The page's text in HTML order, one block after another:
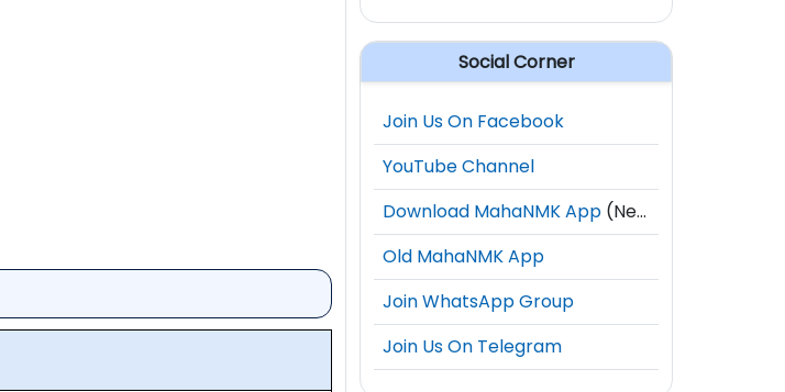
Social Corner
Join Us On Facebook
YouTube Channel
Download MahaNMK App (New)
Old MahaNMK App
Join WhatsApp Group
Join Us On Telegram